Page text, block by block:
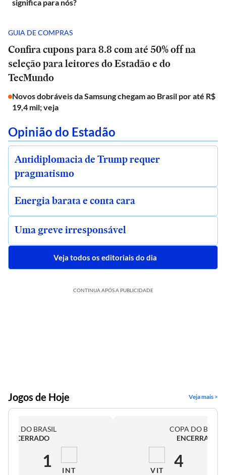
significa para nós?
GUIA DE COMPRAS
Confira cupons para 8.8 com até 50% off na
seleção para leitores do Estadão e do
TecMundo
Novos dobráveis da Samsung chegam ao Brasil por até R$
19,4 mil; veja
Opinião do Estadão
Antidiplomacia de Trump requer
pragmatismo
Energia barata e conta cara
Uma greve irresponsável
Veja todos os editoriais do dia
CONTINUA APÓS A PUBLICIDADE
Jogos de Hoje Veja mais >
DO BRASIL
ENCERRADO
1 INT
COPA DO
ENCERRADO
VIT 4